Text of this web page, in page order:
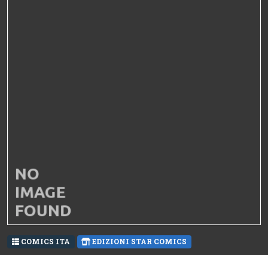
COMICS ITA EDIZIONI STAR COMICS